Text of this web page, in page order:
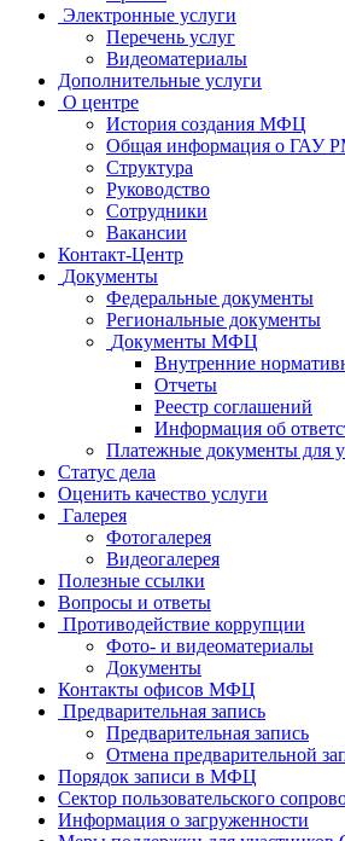
Электронные услуги
Перечень услуг
Видеоматериалы
Дополнительные услуги
О центре
История создания МФЦ
Общая информация о ГАУ
Структура
Руководство
Сотрудники
Вакансии
Контакт-Центр
Документы
Федеральные документы
Региональные документы
Документы МФЦ
Внутренние
Отчеты
Реестр соглашений
Информация об
Платежные документы для
Статус дела
Оценить качество услуги
Галерея
Фотогалерея
Видеогалерея
Полезные ссылки
Вопросы и ответы
Противодействие коррупции
Фото- и видеоматериалы
Документы
Контакты офисов МФЦ
Предварительная запись
Предварительная запись
Отмена предварительной
Порядок записи в МФЦ
Сектор пользовательского
Информация о загруженности